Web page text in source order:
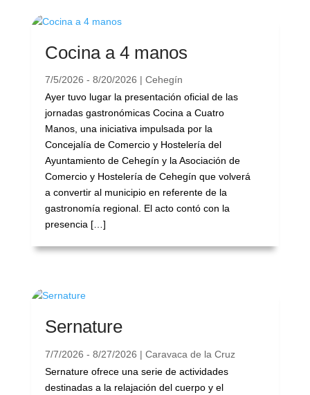
Cocina a 4 manos
7/5/2026 - 8/20/2026 | Cehegín
Ayer tuvo lugar la presentación oficial de las
jornadas gastronómicas Cocina a Cuatro
Manos, una iniciativa impulsada por la
Concejalía de Comercio y Hostelería del
Ayuntamiento de Cehegín y la Asociación de
Comercio y Hostelería de Cehegín que volverá
a convertir al municipio en referente de la
gastronomía regional. El acto contó con la
presencia […]
Sernature
7/7/2026 - 8/27/2026 | Caravaca de la Cruz
Sernature ofrece una serie de actividades
destinadas a la relajación del cuerpo y el